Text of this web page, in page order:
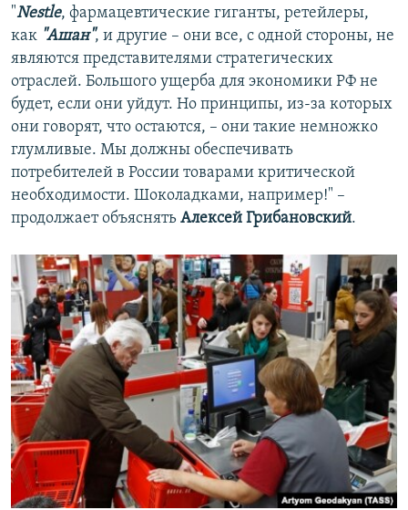
"Nestle, фармацевтические гиганты, ретейлеры,
как "Ашан", и другие – они все, с одной стороны, не
являются представителями стратегических
отраслей. Большого ущерба для экономики РФ не
будет, если они уйдут. Но принципы, из-за которых
они говорят, что остаются, – они такие немножко
глумливые. Мы должны обеспечивать
потребителей в России товарами критической
необходимости. Шоколадками, например!" –
продолжает объяснять Алексей Грибановский.